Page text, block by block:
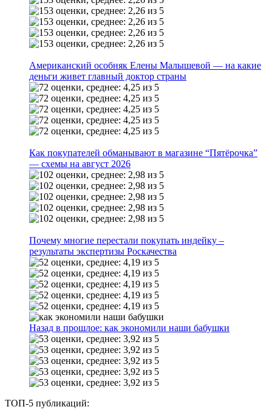
Американский особняк Елены Малышевой — на какие
деньги живет главный доктор страны
Как покупателей обманывают в магазине “Пятёрочка”
— схемы на август 2026
Почему многие перестали покупать индейку –
результаты экспертизы Роскачества
Назад в прошлое: как экономили наши бабушки
ТОП-5 публикаций: